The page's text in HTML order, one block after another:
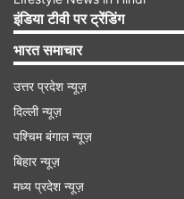
इंडिया टीवी पर ट्रेंडिंग
भारत समाचार
उत्तर प्रदेश न्यूज़
दिल्ली न्यूज़
पश्चिम बंगाल न्यूज़
बिहार न्यूज़
मध्य प्रदेश न्यूज़